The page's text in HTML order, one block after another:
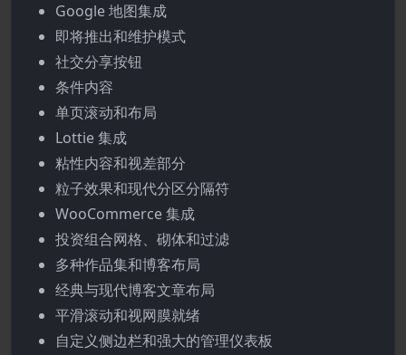
Google 地图集成
即将推出和维护模式
社交分享按钮
条件内容
单页滚动和布局
Lottie 集成
粘性内容和视差部分
粒子效果和现代分区分隔符
WooCommerce 集成
投资组合网格、砌体和过滤
多种作品集和博客布局
经典与现代博客文章布局
平滑滚动和视网膜就绪
自定义侧边栏和强大的管理仪表板